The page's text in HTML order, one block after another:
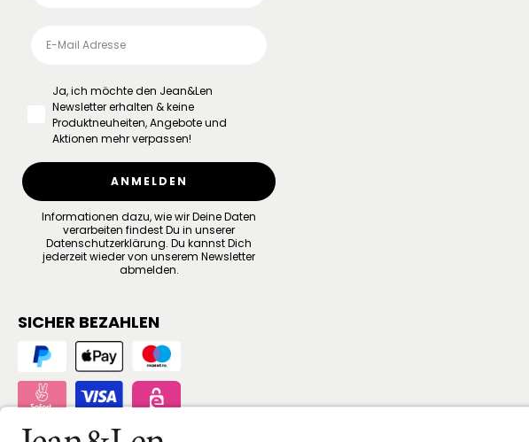
Ja, ich möchte den Jean&Len
Newsletter erhalten & keine
Produktneuheiten, Angebote und
Aktionen mehr verpassen!
ANMELDEN
Informationen dazu, wie wir Deine Daten
verarbeiten findest Du in unserer
Datenschutzerklärung. Du kannst Dich
jederzeit wieder von unserem Newsletter
abmelden.
SICHER BEZAHLEN